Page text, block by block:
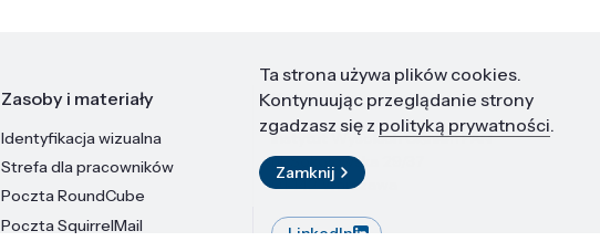
Zasoby i materiały
Identyfikacja wizualna
Strefa dla pracowników
Poczta RoundCube
Poczta SquirrelMail
Kontakt
Instytut Wysokich Ciśnień PAN
ul. Sokołowska 29/37
01-142 Warszawa
LinkedIn
Ta strona używa plików cookies.
Kontynuując przeglądanie strony
zgadzasz się z polityką prywatności.
Zamknij